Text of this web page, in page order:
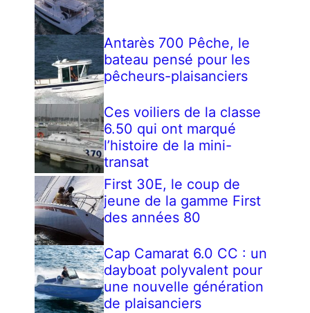
Antarès 700 Pêche, le
bateau pensé pour les
pêcheurs-plaisanciers
Ces voiliers de la classe
6.50 qui ont marqué
l’histoire de la mini-
transat
First 30E, le coup de
jeune de la gamme First
des années 80
Cap Camarat 6.0 CC : un
dayboat polyvalent pour
une nouvelle génération
de plaisanciers